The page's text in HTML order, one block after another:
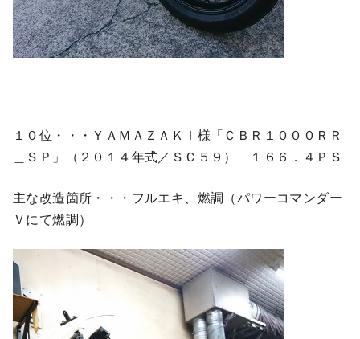
１０位・・・ＹＡＭＡＺＡＫＩ様「ＣＢＲ１０００ＲＲ
＿ＳＰ」（２０１４年式／ＳＣ５９） １６６．４ＰＳ
主な改造箇所・・・フルエキ、燃調（パワーコマンダー
Ｖにて燃調）